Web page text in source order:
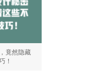
竟然隐藏
！